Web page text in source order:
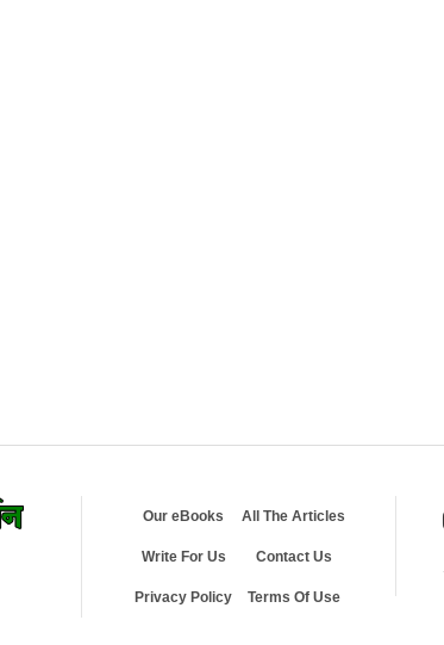
Our eBooks All The Articles
Write For Us Contact Us
Privacy Policy Terms Of Use